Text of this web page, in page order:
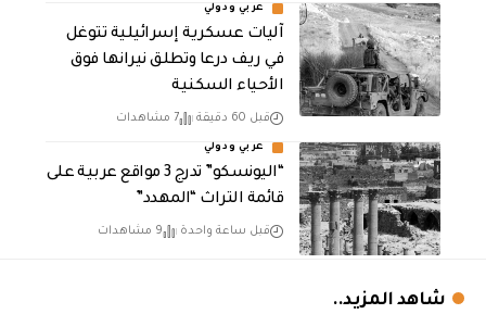
عربي ودولي
آليات عسكرية إسرائيلية تتوغل
في ريف درعا وتطلق نيرانها فوق
الأحياء السكنية
قبل 60 دقيقة 7 مشاهدات
عربي ودولي
“اليونسكو” تدرج 3 مواقع عربية على
قائمة التراث “المهدد”
قبل ساعة واحدة 9 مشاهدات
شاهد المزيد..